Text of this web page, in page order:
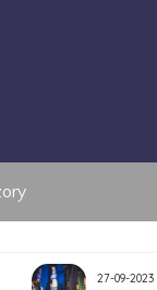
27-09-2023